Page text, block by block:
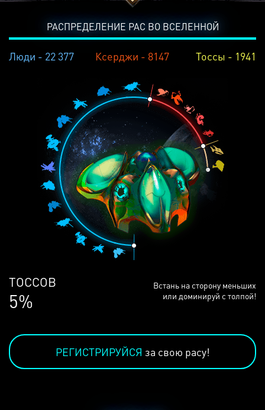
РАСПРЕДЕЛЕНИЕ РАС ВО ВСЕЛЕННОЙ
Люди - 22 377 Ксерджи - 8147 Тоссы - 1941
ЛЮДЕЙ
68%
Встань на сторону меньших
или доминируй с толпой!
РЕГИСТРИРУЙСЯ за свою расу!